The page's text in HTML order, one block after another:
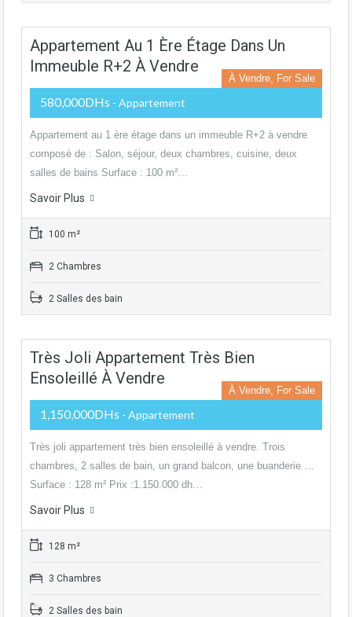
Appartement Au 1 Ère Étage Dans Un
Immeuble R+2 À Vendre
À Vendre, For Sale
580,000DHs - Appartement
Appartement au 1 ère étage dans un immeuble R+2 à vendre
composè de : Salon, séjour, deux chambres, cuisine, deux
salles de bains Surface : 100 m²…
Savoir Plus
100 m²
2 Chambres
2 Salles des bain
Très Joli Appartement Très Bien
Ensoleillé À Vendre
À Vendre, For Sale
1,150,000DHs - Appartement
Très joli appartement très bien ensoleillé à vendre. Trois
chambres, 2 salles de bain, un grand balcon, une buanderie …
Surface : 128 m² Prix :1.150.000 dh…
Savoir Plus
128 m²
3 Chambres
2 Salles des bain